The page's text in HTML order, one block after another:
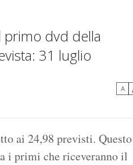
primo dvd della
31 luglio
A
ai 24,98 previsti.
i primi che riceveranno il